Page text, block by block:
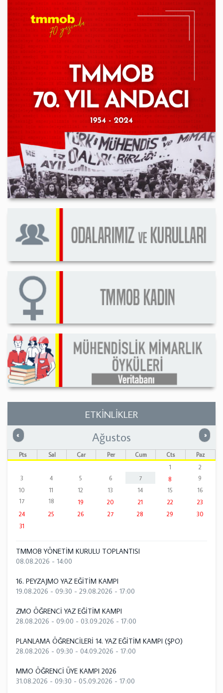
ETKİNLİKLER
« Önceki »
Ağustos
Pts Sal Çar Per Cum Cts
Paz
1
2
3
4 5 6 7 8
9
10
11 12 13 14 15
16
17
18 19 20 21 22
23
24
25 26 27 28 29
30
31
TMMOB YÖNETİM KURULU TOPLANTISI
08.08.2026 - 14:00
16. PEYZAJMO YAZ EĞİTİM KAMPI
19.08.2026 - 09:30 - 29.08.2026 - 17:00
ZMO ÖĞRENCİ YAZ EĞİTİM KAMPI
28.08.2026 - 09:00 - 03.09.2026 - 17:00
PLANLAMA ÖĞRENCİLERİ 14. YAZ EĞİTİM KAMPI (ŞPO)
28.08.2026 - 09:30 - 04.09.2026 - 17:00
MMO ÖĞRENCİ ÜYE KAMPI 2026
31.08.2026 - 09:30 - 05.09.2026 - 17:00